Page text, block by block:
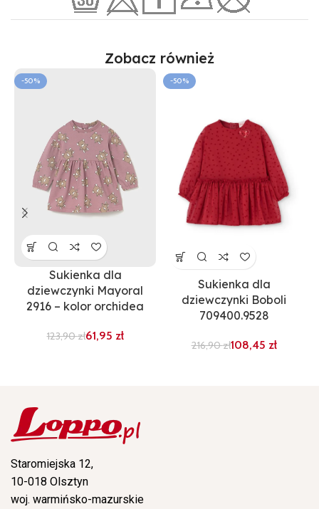
Zobacz również
-50%
Sukienka dla
dziewczynki Mayoral
2916 – kolor orchidea
123,90zł61,95 zł
-50%
Sukienka dla
dziewczynki Boboli
709400.9528
216,90zł108,45 zł
Staromiejska 12,
10-018 Olsztyn
woj. warmińsko-mazurskie